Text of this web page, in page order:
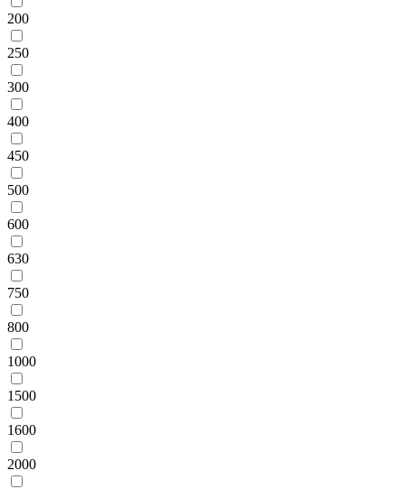
200
250
300
400
450
500
600
630
750
800
1000
1500
1600
2000